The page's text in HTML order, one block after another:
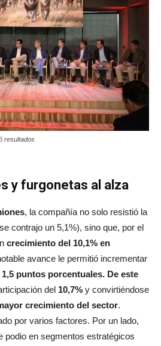
resultados
y furgonetas al alza
, la compañía no solo resistió la
contrajo un 5,1%), sino que, por el
crecimiento del 10,1% en
avance le permitió incrementar
1,5 puntos porcentuales. De este
del 10,7% y convirtiéndose
crecimiento del sector.
por varios factores. Por un lado,
podio en segmentos estratégicos